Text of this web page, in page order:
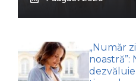
„Număr
noastră”: